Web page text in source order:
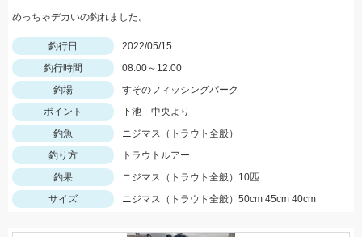
めっちゃデカいの釣れました。
釣行日
2022/05/15
釣行時間
08:00～12:00
釣場
すそのフィッシングパーク
ポイント
下池 中央より
釣魚
ニジマス（トラウト全般）
釣り方
トラウトルアー
釣果
ニジマス（トラウト全般）10匹
サイズ
ニジマス（トラウト全般）50cm 45cm 40cm